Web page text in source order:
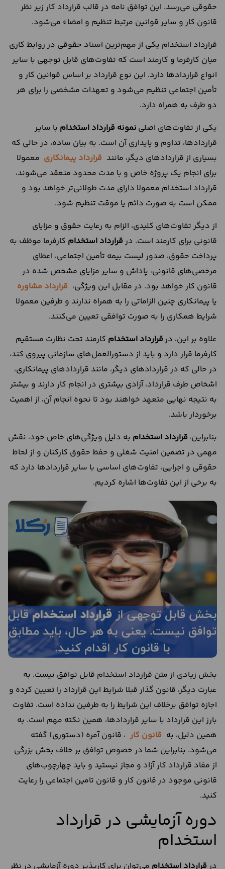
حقوقی می‌رسد. این توافق نامه در قالب قرارداد کار زیر نظر
قانون کار و سایر قوانین مرتبط تنظیم و امضاء می‌شود.
قرارداد استخدام یکی از مهم‌ترین اسناد حقوقی در روابط کاری
میان کارفرما و کارمند است که تفاوت‌های قابل توجهی با سایر
انواع قراردادها دارد. این نوع قرارداد بر اساس قوانین کار و
تأمین اجتماعی تنظیم می‌شود و تعهدات مشخصی را برای هر
دو طرف به همراه دارد.
یکی از تفاوت‌های اصلی نمونه قرارداد استخدام با سایر
قراردادها، تداوم و پایداری آن است. به بیان ساده، در حالی که
بسیاری از قراردادهای دیگر، مانند قرارداد پیمانکاری معمولا
برای انجام یک پروژه خاص و با مدت محدود منعقد می‌شوند،
قرارداد استخدام معمولا دارای مدت طولانی‌تر خواهد بود و
ممکن است به صورت دائم یا موقت تنظیم شود.
از دیگر تفاوت‌های کلیدی، الزام به رعایت حقوق و مزایای
قانونی برای کارمند است. در قرارداد استخدام کارفرما موظف به
پرداخت حقوق، صدور لیست بیمه تأمین اجتماعی، اعطای
مرخصی‌های قانونی، پاداش و سایر مزایای مشخص شده در
قانون کار خواهد بود. در مقابل این ویژگی، قرارداد مشاوره
یا پیمانکاری چنین الزاماتی را به همراه ندارند و طرفین معمولا
شرایط همکاری را به صورت توافقی تعیین می‌کنند.
علاوه بر این، درقرارداد استخدام کارمند تحت نظارت مستقیم
کارفرما قرار دارد و باید از دستورالعمل‌های سازمانی پیروی کند،
در حالی که در قراردادهای دیگر، مانند قراردادهای پیمانکاری،
اشخاص طرف قرارداد، آزادی بیشتری در انجام کار دارند و بیشتر
به نتیجه نهایی متعهد خواهند بود تا نحوه انجام آن، از اهمیت
برخوردار باشد.
بنابراین،قرارداد استخدام به دلیل ویژگی‌های خاص خود، نقش
مهمی در تضمین امنیت شغلی و حفظ حقوق کارکنان و از لحاظ
حقوقی و اجرایی، تفاوت‌های اساسی با سایر قراردادها دارد که
به برخی از این تفاوت‌ها اشاره کردیم.
بخش زیادی از متن قرارداد استخدام قابل توافق نیست. به
عبارت دیگر، قانون گذار قبلا شرایط این قرارداد را تعیین کرده و
اجازه توافق برخلاف این شرایط را به طرفین نداده است. تفاوت
بارز این قرارداد با سایر قراردادها، همین نکته مهم است. به
همین دلیل، به قانون کار ، قانون آمره (دستوری) گفته
می‌شود. بنابراین شما در خصوص توافق بر خلاف بخش بزرگی
از مفاد قرارداد کار آزاد و مجاز نیستید و باید چهارچوب‌های
قانونی موجود در قانون کار و قانون تامین اجتماعی را رعایت
کنید.
دوره آزمایشی در قرارداد
استخدام
در قرارداد استخدام می‌توان برای کارپذیر دوره آزمایشی در نظر